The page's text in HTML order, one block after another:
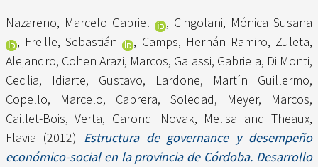
Nazareno, Marcelo Gabriel , Cingolani, Mónica Susana
, Freille, Sebastián , Camps, Hernán Ramiro, Zuleta,
Alejandro, Cohen Arazi, Marcos, Galassi, Gabriela, Di Monti,
Cecilia, Idiarte, Gustavo, Lardone, Martín Guillermo,
Copello, Marcelo, Cabrera, Soledad, Meyer, Marcos,
Caillet-Bois, Verta, Garondi Novak, Melisa andTheaux,
Flavia (2012) Estructura de governance y desempeño
económico-social en la provincia de Córdoba. Desarrollo